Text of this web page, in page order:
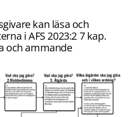
kan läsa och
i AFS 2023:2 7 kap.
och ammande